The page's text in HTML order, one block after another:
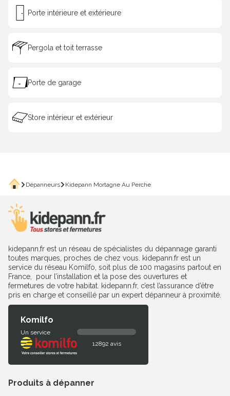
Porte intérieure et extérieure
Pergola et toit terrasse
Porte de garage
Store intérieur et extérieur
Accueil
Dépanneurs Kidepann Mortagne Au Perche
kidepann.fr est un réseau de spécialistes du dépannage garanti
toutes marques, proches de chez vous. kidepann.fr est un
service du réseau Komilfo, soit plus de 100 magasins partout en
France, pour l’installation et la pose des ouvertures et
fermetures de votre habitat. kidepann.fr, c’est l’assurance d’être
pris en charge et conseillé par un expert dépanneur à proximité.
Komilfo
Un service
12892 avis
Produits à dépanner